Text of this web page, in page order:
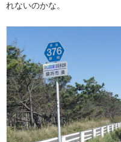
れないのかな。